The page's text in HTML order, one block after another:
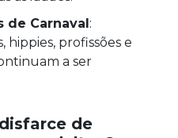
de Carnaval:
hippies, profissões e
a ser
de